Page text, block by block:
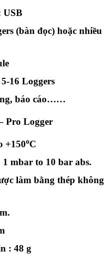
USB
(bàn đọc) hoặc nhiều
16 Loggers
báo cáo……
Pro Logger
+150oC
mbar to 10 bar abs.
làm bằng thép không
: 48 g